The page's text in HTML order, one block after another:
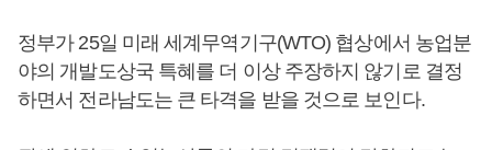
정부가 25일 미래 세계무역기구(WTO) 협상에서 농업분
야의 개발도상국 특혜를 더 이상 주장하지 않기로 결정
하면서 전라남도는 큰 타격을 받을 것으로 보인다.